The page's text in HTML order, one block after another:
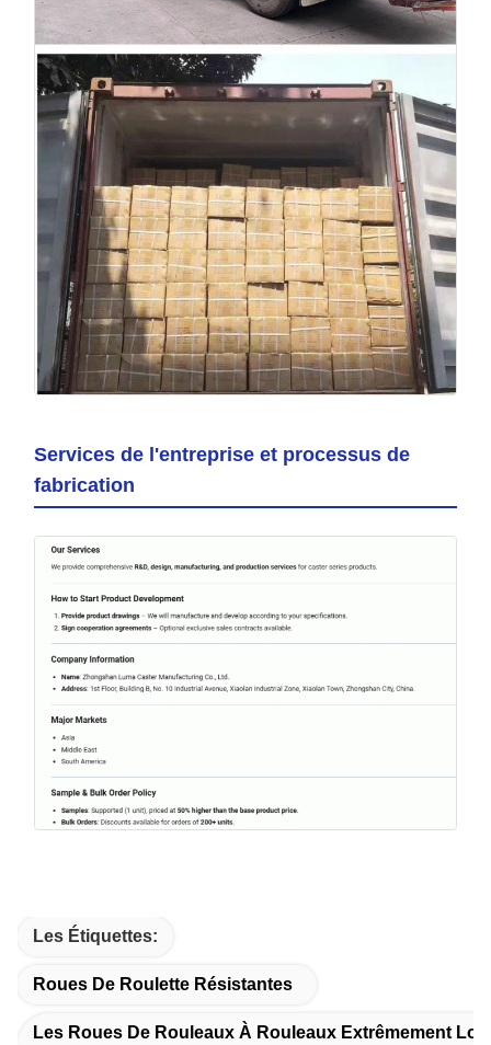
Services de l'entreprise et processus de
fabrication
Les Étiquettes:
Roues De Roulette Résistantes
Les Roues De Rouleaux À Rouleaux Extrêmement